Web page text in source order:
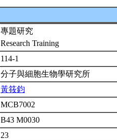
專題研究
Research Training
114-1
分子與細胞生物學研究所
黃筱鈞
MCB7002
B43 M0030
23